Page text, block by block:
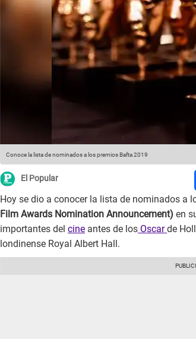
Conoce la lista de nominados a los premios Bafta 2019
El Popular
Hoy se dio a conocer la lista de nominados a
Film Awards Nomination Announcement) en
importantes del cine antes de los Oscarde
londinense Royal Albert Hall.